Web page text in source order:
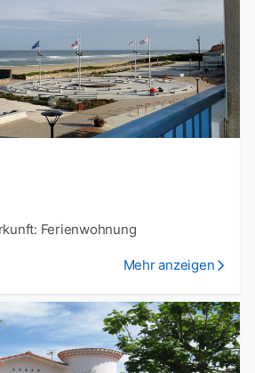
Ferienwohnung
Mehr anzeigen